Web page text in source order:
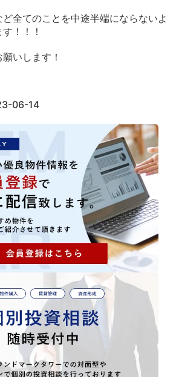
全てのことを中途半端にならないよ
！！！
いします！
06-14